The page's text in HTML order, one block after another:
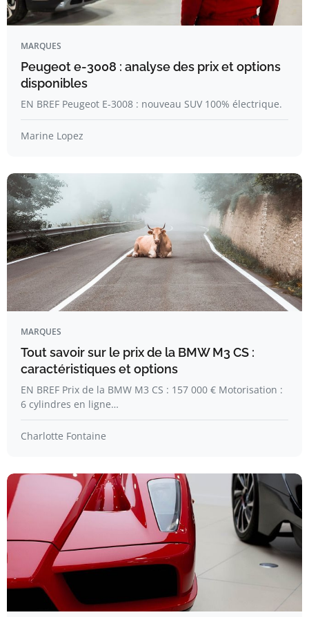
MARQUES
Peugeot e-3008 : analyse des prix et options
disponibles
EN BREF Peugeot E-3008 : nouveau SUV 100% électrique.
Marine Lopez
MARQUES
Tout savoir sur le prix de la BMW M3 CS :
caractéristiques et options
EN BREF Prix de la BMW M3 CS : 157 000 € Motorisation :
6 cylindres en ligne…
Charlotte Fontaine